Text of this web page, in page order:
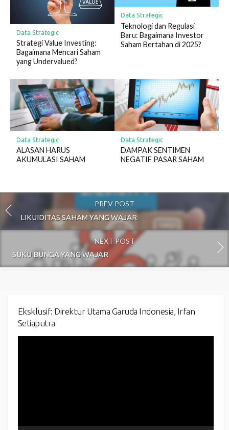
Data Strategic
Strategi Value Investing:
Bagaimana Mencari Saham
yang Undervalued?
Data Strategic
Teknologi dan Regulasi
Baru: Bagaimana Investor
Saham Bertahan di 2025?
Data Strategic
ALASAN HARUS
AKUMULASI SAHAM
Data Strategic
DAMPAK SENTIMEN
NEGATIF PASAR SAHAM
PREV POST
LIKUIDITAS SAHAM YANG WAJAR
NEXT POST
SUKU BUNGA YANG WAJAR
Eksklusif: Direktur Utama Garuda Indonesia, Irfan
Setiaputra